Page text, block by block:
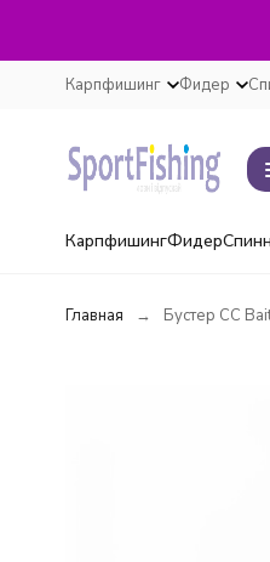
Карпфишинг Фидер
КарпфишингФидер
Главная Бустер CC